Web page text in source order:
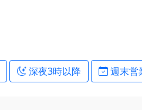
深夜3時以降 週末営